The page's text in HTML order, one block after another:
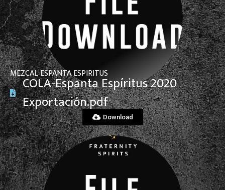
View File
MEZCAL ESPANTA ESPIRITUS
COLA-Espanta Espíritus 2020
Exportación.pdf
Download